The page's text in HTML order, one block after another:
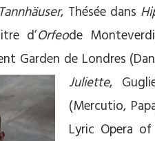
Tannhäuser, Thésée dans
d’Orfeode
Garden de Londres
Juliette,
(Mercutio,
Lyric Opera